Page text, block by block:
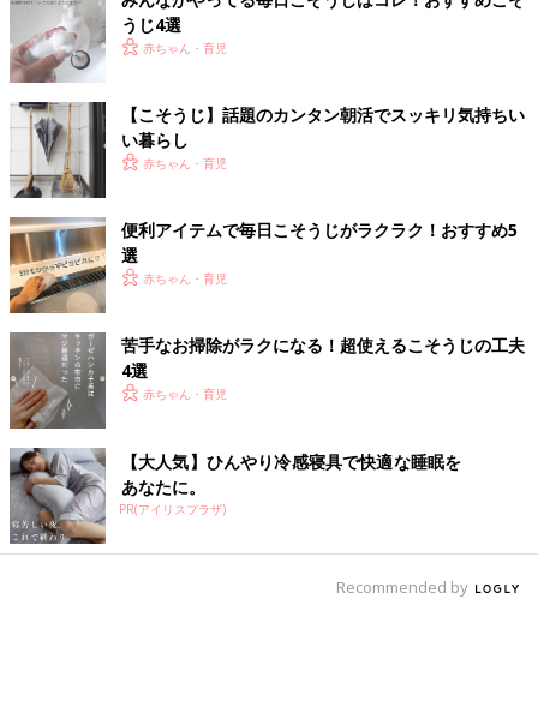
うじ4選
赤ちゃん・育児
【こそうじ】話題のカンタン朝活でスッキリ気持ちい
い暮らし
赤ちゃん・育児
便利アイテムで毎日こそうじがラクラク！おすすめ5
選
赤ちゃん・育児
苦手なお掃除がラクになる！超使えるこそうじの工夫
4選
赤ちゃん・育児
【大人気】ひんやり冷感寝具で快適な睡眠を
あなたに。
PR(アイリスプラザ)
Recommended by